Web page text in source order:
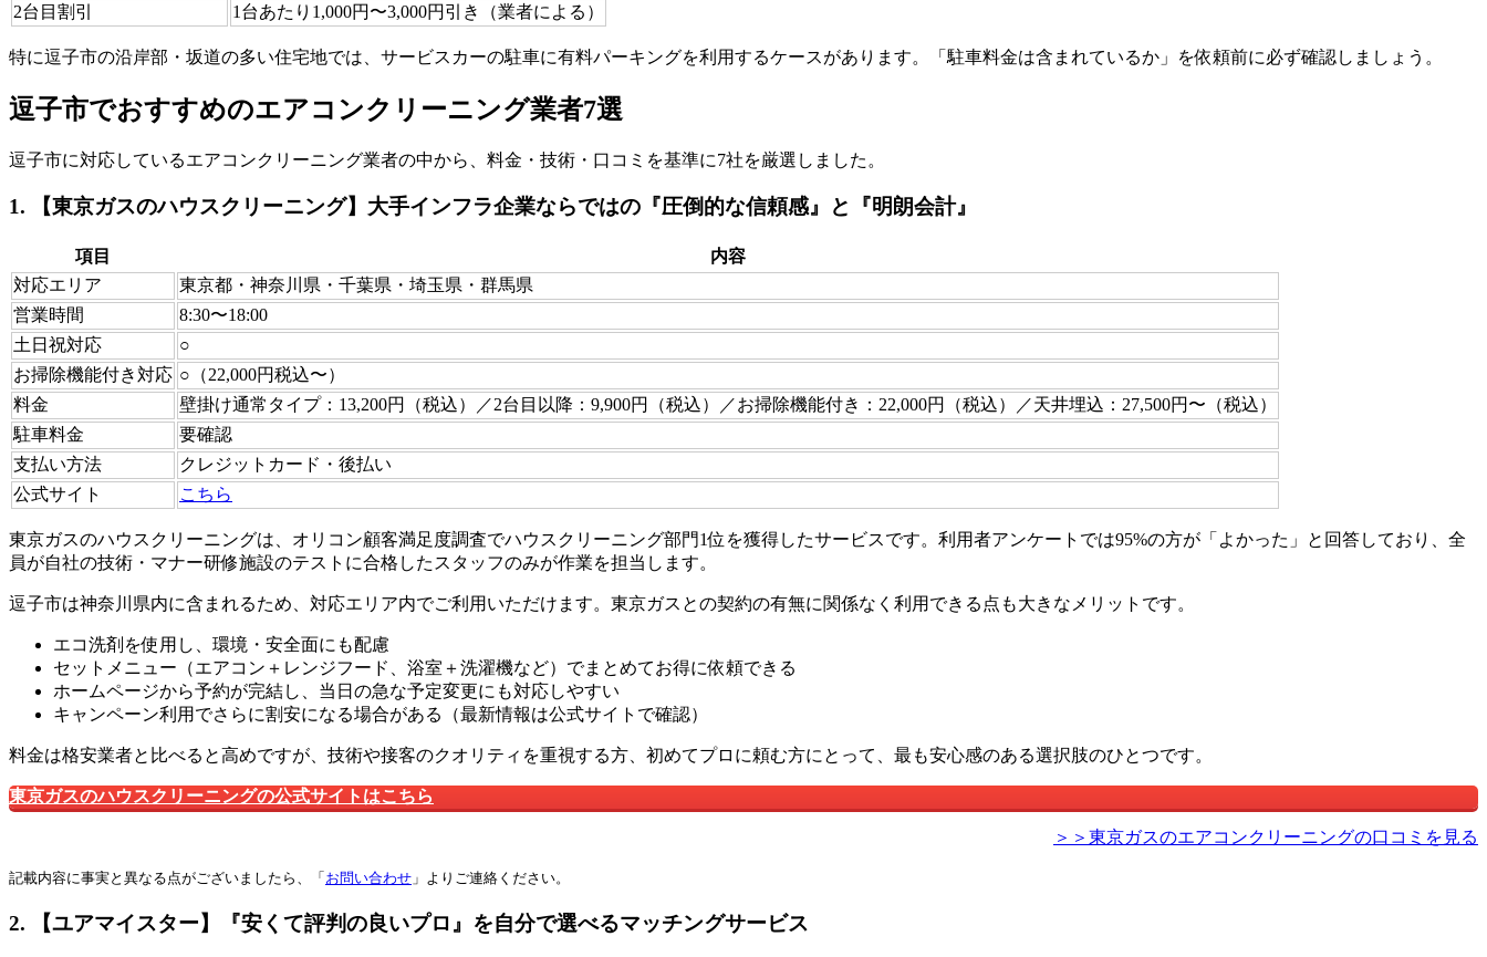
2台目割引
1台あたり1,000円〜3,000円引き（業者による）
特に逗子市の沿岸部・坂道の多い住宅地では、サービスカーの駐車に有料パーキングを利用するケースがあります。「駐車料金は含まれているか」を依頼前に必ず確認しましょう。
逗子市でおすすめのエアコンクリーニング業者7選
逗子市に対応しているエアコンクリーニング業者の中から、料金・技術・口コミを基準に7社を厳選しました。
1. 【東京ガスのハウスクリーニング】大手インフラ企業ならではの『圧倒的な信頼感』と『明朗会計』
項目
内容
対応エリア
東京都・神奈川県・千葉県・埼玉県・群馬県
営業時間
8:30〜18:00
土日祝対応
○
お掃除機能付き対応 ○（22,000円税込〜）
料金
壁掛け通常タイプ：13,200円（税込）／2台目以降：9,900円（税込）／お掃除機能付き：22,000円（税込）／天井埋込：27,500円〜（税込）
駐車料金
要確認
支払い方法
クレジットカード・後払い
公式サイト
こちら
東京ガスのハウスクリーニングは、オリコン顧客満足度調査でハウスクリーニング部門1位を獲得したサービスです。利用者アンケートでは95%の方が「よかった」と回答しており、全
員が自社の技術・マナー研修施設のテストに合格したスタッフのみが作業を担当します。
逗子市は神奈川県内に含まれるため、対応エリア内でご利用いただけます。東京ガスとの契約の有無に関係なく利用できる点も大きなメリットです。
エコ洗剤を使用し、環境・安全面にも配慮
セットメニュー（エアコン＋レンジフード、浴室＋洗濯機など）でまとめてお得に依頼できる
ホームページから予約が完結し、当日の急な予定変更にも対応しやすい
キャンペーン利用でさらに割安になる場合がある（最新情報は公式サイトで確認）
料金は格安業者と比べると高めですが、技術や接客のクオリティを重視する方、初めてプロに頼む方にとって、最も安心感のある選択肢のひとつです。
東京ガスのハウスクリーニングの公式サイトはこちら
＞＞東京ガスのエアコンクリーニングの口コミを見る
記載内容に事実と異なる点がございましたら、「 お問い合わせ 」よりご連絡ください。
2. 【ユアマイスター】『安くて評判の良いプロ』を自分で選べるマッチングサービス